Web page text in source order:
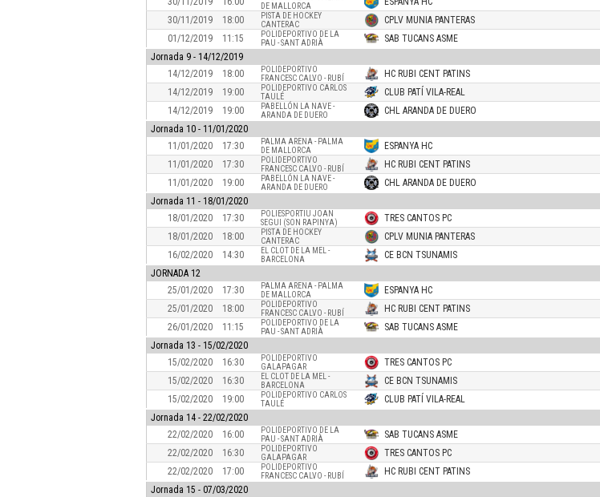
DE MALLORCA
30/11/2019
18:00
PISTA DE HOCKEY
CANTERAC
CPLV MUNIA PANTERAS
01/12/2019
11:15
POLIDEPORTIVO DE LA
PAU - SANT ADRIÀ
SAB TUCANS ASME
Jornada 9 - 14/12/2019
14/12/2019
18:00
POLIDEPORTIVO
FRANCESC CALVO - RUBÍ
HC RUBI CENT PATINS
14/12/2019
19:00
POLIDEPORTIVO CARLOS
TAULÉ
CLUB PATÍ VILA-REAL
14/12/2019
19:00
PABELLÓN LA NAVE -
ARANDA DE DUERO
CHL ARANDA DE DUERO
Jornada 10 - 11/01/2020
11/01/2020
17:30
PALMA ARENA - PALMA
DE MALLORCA
ESPANYA HC
11/01/2020
17:30
POLIDEPORTIVO
FRANCESC CALVO - RUBÍ
HC RUBI CENT PATINS
11/01/2020
19:00
PABELLÓN LA NAVE -
ARANDA DE DUERO
CHL ARANDA DE DUERO
Jornada 11 - 18/01/2020
18/01/2020
17:30
POLIESPORTIU JOAN
SEGUI (SON RAPINYA)
TRES CANTOS PC
18/01/2020
18:00
PISTA DE HOCKEY
CANTERAC
CPLV MUNIA PANTERAS
16/02/2020
14:30
EL CLOT DE LA MEL -
BARCELONA
CE BCN TSUNAMIS
JORNADA 12
25/01/2020
17:30
PALMA ARENA - PALMA
DE MALLORCA
ESPANYA HC
25/01/2020
18:00
POLIDEPORTIVO
FRANCESC CALVO - RUBÍ
HC RUBI CENT PATINS
26/01/2020
11:15
POLIDEPORTIVO DE LA
PAU - SANT ADRIÀ
SAB TUCANS ASME
Jornada 13 - 15/02/2020
15/02/2020
16:30
POLIDEPORTIVO
GALAPAGAR
TRES CANTOS PC
15/02/2020
16:30
EL CLOT DE LA MEL -
BARCELONA
CE BCN TSUNAMIS
15/02/2020
19:00
POLIDEPORTIVO CARLOS
TAULÉ
CLUB PATÍ VILA-REAL
Jornada 14 - 22/02/2020
22/02/2020
16:00
POLIDEPORTIVO DE LA
PAU - SANT ADRIÀ
SAB TUCANS ASME
22/02/2020
16:30
POLIDEPORTIVO
GALAPAGAR
TRES CANTOS PC
22/02/2020
17:00
POLIDEPORTIVO
FRANCESC CALVO - RUBÍ
HC RUBI CENT PATINS
Jornada 15 - 07/03/2020